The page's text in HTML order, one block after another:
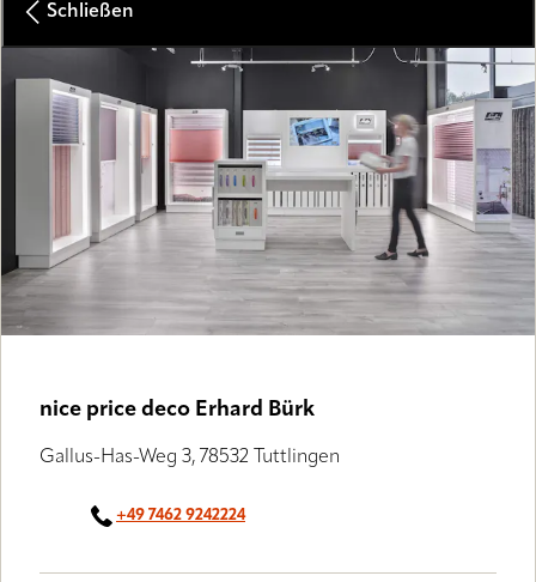
Schließen
nice price deco Erhard Bürk
Gallus-Has-Weg 3, 78532 Tuttlingen
+49 7462 9242224